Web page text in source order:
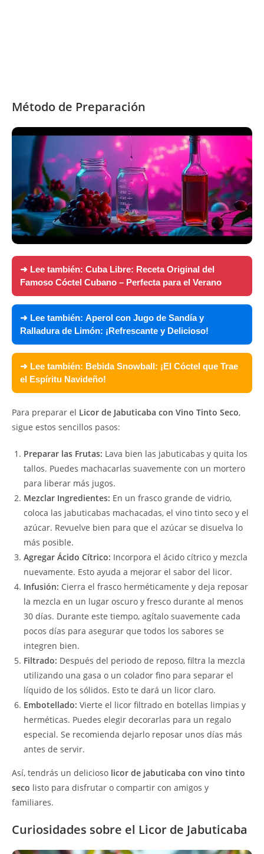
Método de Preparación
➜ Lee también: Cuba Libre: Receta Original del
Famoso Cóctel Cubano – Perfecta para el Verano
➜ Lee también: Aperol con Jugo de Sandía y
Ralladura de Limón: ¡Refrescante y Delicioso!
➜ Lee también: Bebida Snowball: ¡El Cóctel que Trae
el Espíritu Navideño!
Para preparar el Licor de Jabuticaba con Vino Tinto Seco,
sigue estos sencillos pasos:
Preparar las Frutas: Lava bien las jabuticabas y quita los
tallos. Puedes machacarlas suavemente con un mortero
para liberar más jugos.
Mezclar Ingredientes: En un frasco grande de vidrio,
coloca las jabuticabas machacadas, el vino tinto seco y el
azúcar. Revuelve bien para que el azúcar se disuelva lo
más posible.
Agregar Ácido Cítrico: Incorpora el ácido cítrico y mezcla
nuevamente. Esto ayuda a mejorar el sabor del licor.
Infusión: Cierra el frasco herméticamente y deja reposar
la mezcla en un lugar oscuro y fresco durante al menos
30 días. Durante este tiempo, agítalo suavemente cada
pocos días para asegurar que todos los sabores se
integren bien.
Filtrado: Después del periodo de reposo, filtra la mezcla
utilizando una gasa o un colador fino para separar el
líquido de los sólidos. Esto te dará un licor claro.
Embotellado: Vierte el licor filtrado en botellas limpias y
herméticas. Puedes elegir decorarlas para un regalo
especial. Se recomienda dejarlo reposar unos días más
antes de servir.
Así, tendrás un delicioso licor de jabuticaba con vino tinto
seco listo para disfrutar o compartir con amigos y
familiares.
Curiosidades sobre el Licor de Jabuticaba